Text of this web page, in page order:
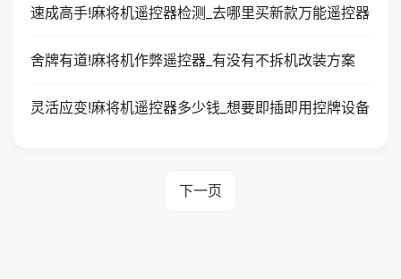
速成高手!麻将机遥控器检测_去哪里买新款万能遥控器
舍牌有道!麻将机作弊遥控器_有没有不拆机改装方案
灵活应变!麻将机遥控器多少钱_想要即插即用控牌设备
下一页